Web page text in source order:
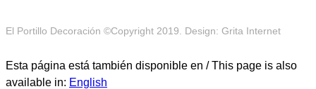
El Portillo Decoración ©Copyright 2019. Design: Grita Internet
Esta página está también disponible en / This page is also
available in: English